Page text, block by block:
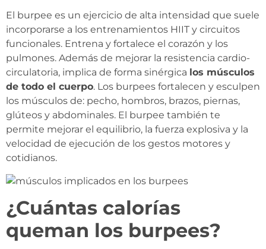
El burpee es un ejercicio de alta intensidad que suele
incorporarse a los entrenamientos HIIT y circuitos
funcionales. Entrena y fortalece el corazón y los
pulmones. Además de mejorar la resistencia cardio-
circulatoria, implica de forma sinérgica los músculos
de todo el cuerpo. Los burpees fortalecen y esculpen
los músculos de: pecho, hombros, brazos, piernas,
glúteos y abdominales. El burpee también te
permite mejorar el equilibrio, la fuerza explosiva y la
velocidad de ejecución de los gestos motores y
cotidianos.
¿Cuántas calorías
queman los burpees?